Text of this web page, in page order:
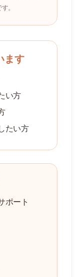
。
ます
い方
たい方
ポート